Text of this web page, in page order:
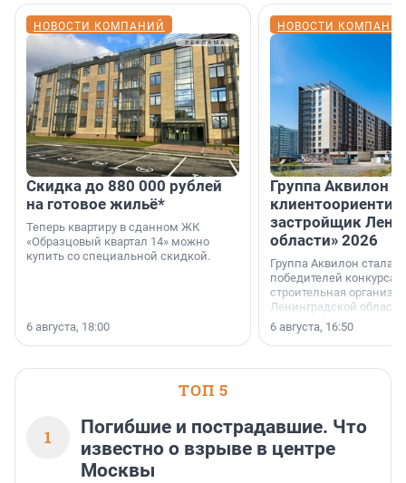
НОВОСТИ КОМПАНИЙ
Скидка до 880 000 рублей
на готовое жильё*
Теперь квартиру в сданном ЖК
«Образцовый квартал 14» можно
купить со специальной скидкой.
6 августа, 18:00
НОВОСТИ
Группа Аквилон
застройщик
области» 2026
Группа Аквилон стала
победителей конкурса
строительная
Ленинградской области
номинации «Самый
застройщик
области».
6 августа, 16:50
ТОП 5
1
Погибшие и пострадавшие. Что
известно о взрыве в центре
Москвы